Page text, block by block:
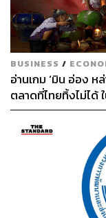
BUSINESS /
อ่านเกม ‘มิน อ่อง ห
ตลาดที่ไทยทิ้งไม่ได้